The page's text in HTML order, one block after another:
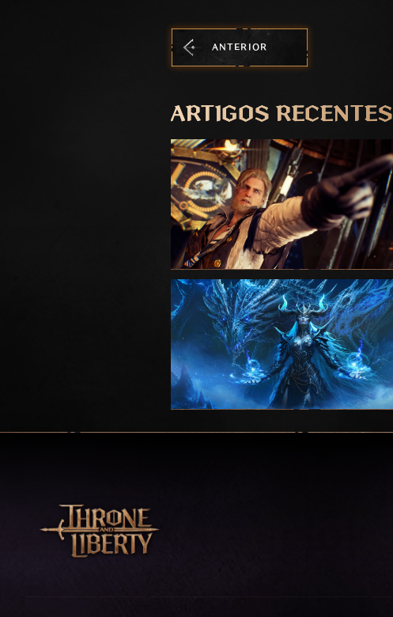
ANTERIOR
ARTIGOS RECENTES